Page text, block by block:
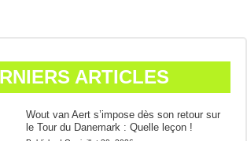
ARTICLES
Wout van Aert s’impose dès son retour sur
le Tour du Danemark : Quelle leçon !